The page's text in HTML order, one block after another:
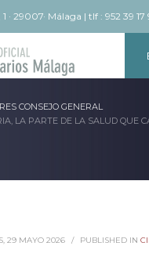
· 29007· Málaga | tlf : 952 39 17
CONSEJO GENERAL
LA PARTE DE LA SALUD QUE
29 MAYO 2026 / PUBLISHED IN